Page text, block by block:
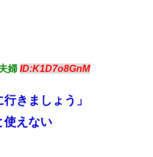
婦 ID:K1D7o8GnM
きましょう」
使えない